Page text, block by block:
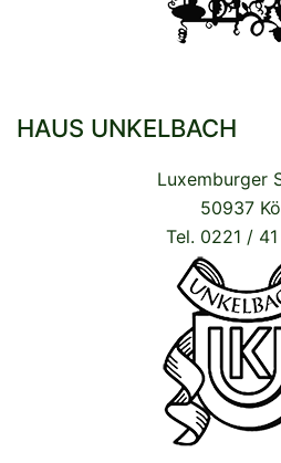
HAUS UNKELBACH
Luxemburger
50937
Tel. 0221 /